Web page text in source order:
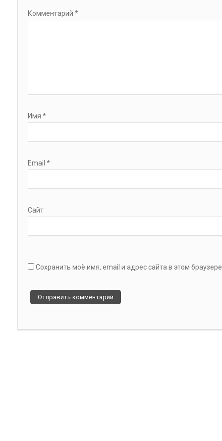
Комментарий *
Имя *
Email *
Сайт
Сохранить моё имя, email и адрес сайта в этом